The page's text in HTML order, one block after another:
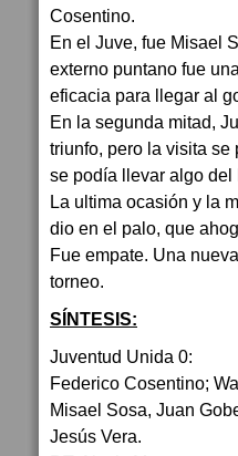
Cosentino.
En el Juve, fue Misael
externo puntano fue
eficacia para llegar al
En la segunda mitad,
triunfo, pero la visita
se podía llevar algo del
La ultima ocasión y la
dio en el palo, que
Fue empate. Una
torneo.
SÍNTESIS:
Juventud Unida 0:
Federico Cosentino;
Misael Sosa, Juan
Jesús Vera.